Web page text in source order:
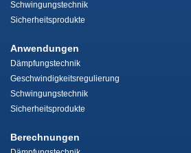
Schwingungstechnik
Sicherheitsprodukte
Anwendungen
Dämpfungstechnik
Geschwindigkeitsregulierung
Schwingungstechnik
Sicherheitsprodukte
Berechnungen